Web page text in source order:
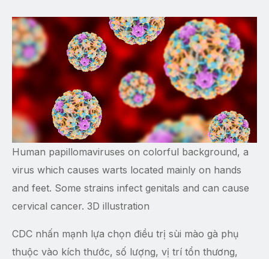
Human papillomaviruses on colorful background, a
virus which causes warts located mainly on hands
and feet. Some strains infect genitals and can cause
cervical cancer. 3D illustration
CDC nhấn mạnh lựa chọn điều trị sùi mào gà phụ
thuộc vào kích thước, số lượng, vị trí tổn thương,